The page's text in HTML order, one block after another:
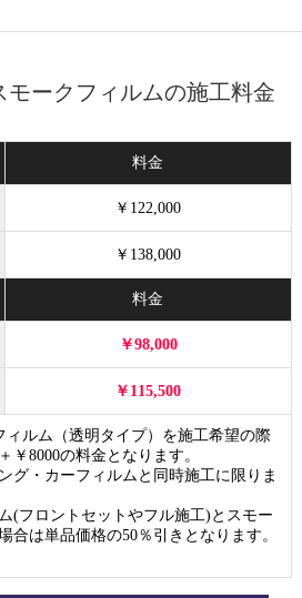
モークフィルムの施工料金
料金
￥122,000
￥138,000
料金
￥98,000
￥115,500
ルム（透明タイプ）を施工希望の際
￥8000の料金となります。
グ・カーフィルムと同時施工に限りま
(フロントセットやフル施工)とスモー
合は単品価格の50％引きとなります。